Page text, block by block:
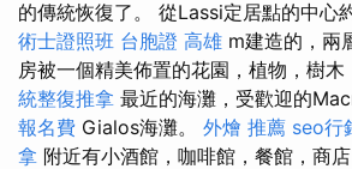
的傳統恢復了。 從Lassi定居點的中心
術士證照班 台胞證 高雄 m建造的，兩
房被一個精美佈置的花園，植物，樹木
統整復推拿 最近的海灘，受歡迎的
報名費 Gialos海灘。 外燴 推薦 seo行
拿 附近有小酒館，咖啡館，餐館，商